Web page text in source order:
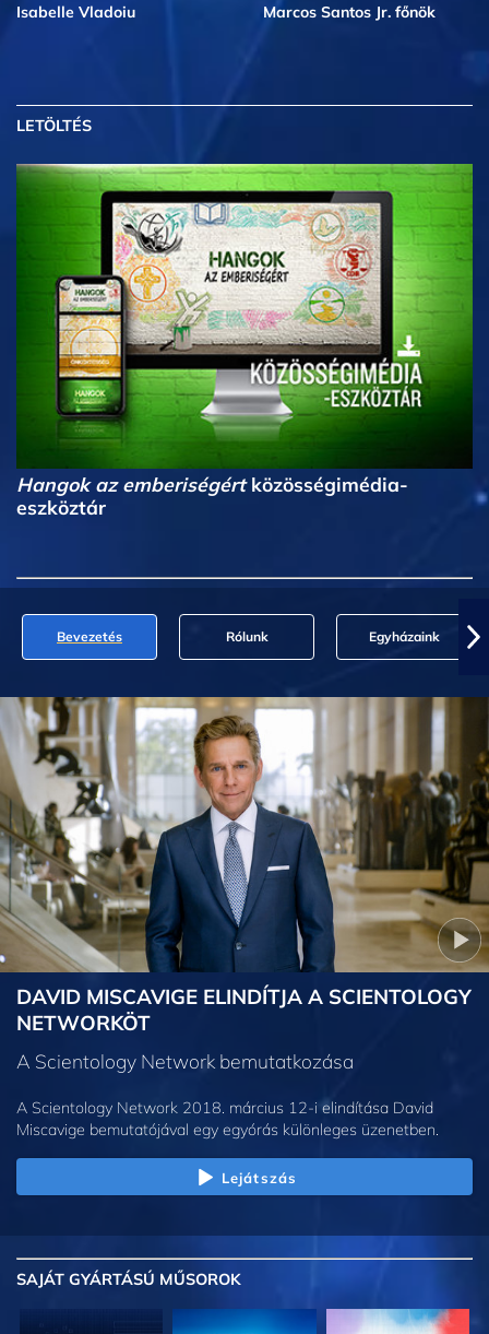
Isabelle Vladoiu Marcos Santos Jr. főnök
LETÖLTÉS
Hangok az emberiségértközösségimédia-
eszköztár
Bevezetés Rólunk Egyházaink
DAVID MISCAVIGE ELINDÍTJA A SCIENTOLOGY
NETWORKÖT
A Scientology Network bemutatkozása
A Scientology Network 2018. március 12-i elindítása David
Miscavige bemutatójával egy egyórás különleges üzenetben.
Lejátszás
SAJÁT GYÁRTÁSÚ MŰSOROK